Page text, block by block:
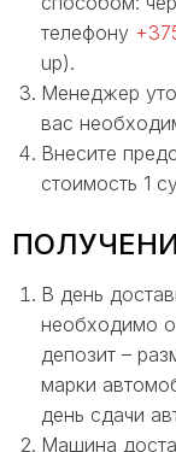
телефону
up).
Менеджер
вас
Внесите
стоимость 1
В день
необходимо
депозит –
марки
день сдачи
Машина